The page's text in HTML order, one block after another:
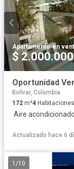
Apartamento·en
$
Bolívar, Colombia
172 m²4 Habitaciones
·Aire acondicionado
Actualizado hace 6
1 /10